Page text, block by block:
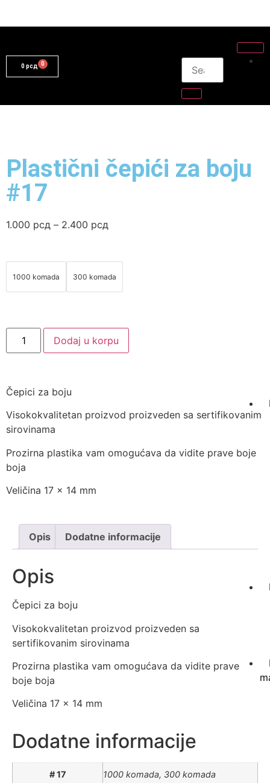
0рсд
Plastični čepići za boju
#17
1.000 рсд – 2.400 рсд
1000 komada 300 komada
Dodaj u korpu
Čepici za boju
Visokokvalitetan proizvod proizveden sa sertifikovanim
sirovinama
Prozirna plastika vam omogućava da vidite prave boje
boja
Veličina 17 x 14 mm
Opis Dodatne informacije
Opis
Čepici za boju
Visokokvalitetan proizvod proizveden sa
sertifikovanim sirovinama
Prozirna plastika vam omogućava da vidite prave
boje boja
Veličina 17 x 14 mm
Dodatne informacije
# 17 1000 komada, 300 komada